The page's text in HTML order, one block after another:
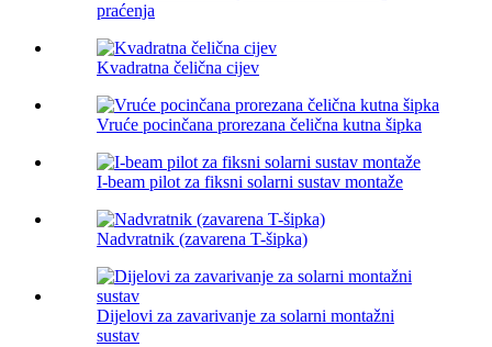
praćenja
Kvadratna čelična cijev
Vruće pocinčana prorezana čelična kutna šipka
I-beam pilot za fiksni solarni sustav montaže
Nadvratnik (zavarena T-šipka)
Dijelovi za zavarivanje za solarni montažni
sustav